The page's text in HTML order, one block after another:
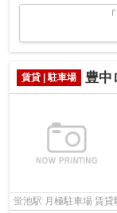
賃貸 | 駐車場 豊中
蛍池駅 月極駐車場 賃